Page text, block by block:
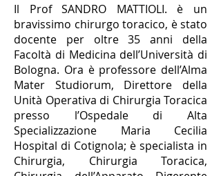
Il Prof SANDRO MATTIOLI. è un
bravissimo chirurgo toracico, è stato
docente per oltre 35 anni della
Facoltà di Medicina dell’Università di
Bologna. Ora è professore dell’Alma
Mater Studiorum, Direttore della
Unità Operativa di Chirurgia Toracica
presso l’Ospedale di Alta
Specializzazione Maria Cecilia
Hospital di Cotignola; è specialista in
Chirurgia, Chirurgia Toracica,